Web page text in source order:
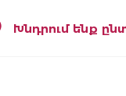
Խնդրում ենք